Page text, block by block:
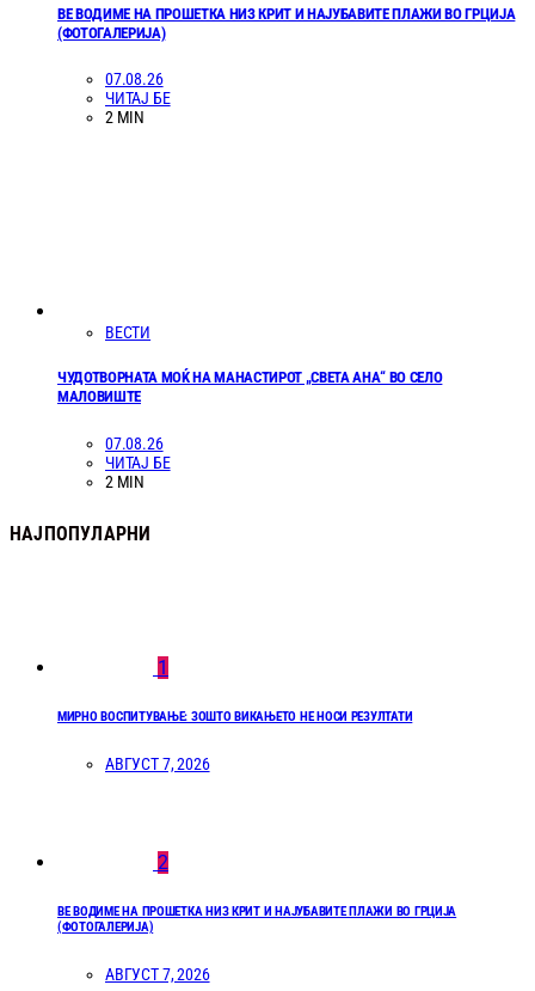
ВЕ ВОДИМЕ НА ПРОШЕТКА НИЗ КРИТ И НАЈУБАВИТЕ ПЛАЖИ ВО ГРЦИЈА
(ФОТОГАЛЕРИЈА)
07.08.26
ЧИТАЈ БЕ
2 MIN
ВЕСТИ
ЧУДОТВОРНАТА МОЌ НА МАНАСТИРОТ „СВЕТА АНА“ ВО СЕЛО
МАЛОВИШТЕ
07.08.26
ЧИТАЈ БЕ
2 MIN
НАЈПОПУЛАРНИ
1
МИРНО ВОСПИТУВАЊЕ: ЗОШТО ВИКАЊЕТО НЕ НОСИ РЕЗУЛТАТИ
АВГУСТ 7, 2026
2
ВЕ ВОДИМЕ НА ПРОШЕТКА НИЗ КРИТ И НАЈУБАВИТЕ ПЛАЖИ ВО ГРЦИЈА
(ФОТОГАЛЕРИЈА)
АВГУСТ 7, 2026